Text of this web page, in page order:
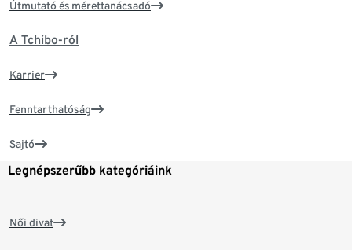
Útmutató és mérettanácsadó
A Tchibo-ról
Karrier
Fenntarthatóság
Sajtó
Legnépszerűbb kategóriáink
Női divat